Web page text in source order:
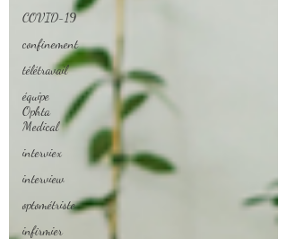
COVID-19
confinement
télétravail
équipe
Ophta
Medical
interviex
interview
optométriste
infirmier